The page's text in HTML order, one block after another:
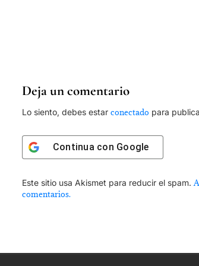
Deja un comentario
Lo siento, debes estar conectadopara
Continua con Google
Este sitio usa Akismet para reducir el spam.
comentarios.